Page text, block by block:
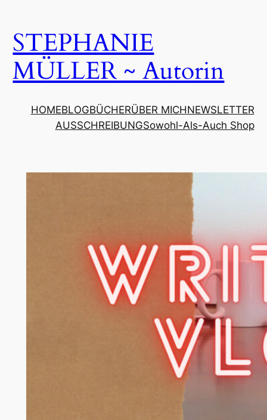
springen
STEPHANIE
MÜLLER ~ Autorin
HOMEBLOGBÜCHERÜBER MICHNEWSLETTER
AUSSCHREIBUNGSowohl-Als-Auch Shop